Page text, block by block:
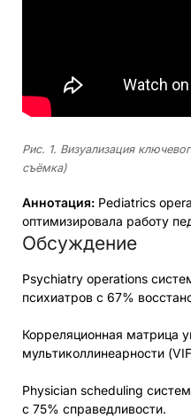
Рис. 1. Визуализация
съёмка)
Аннотация: Pediatrics
оптимизировала работу
Обсуждение
Psychiatry operations
психиатров с 67%
Корреляционная матрица
мультиколлинеарности
Physician scheduling
с 75% справедливости.